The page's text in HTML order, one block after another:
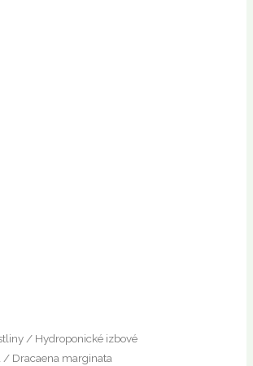
/ Hydroponické izbové
/ Dracaena marginata